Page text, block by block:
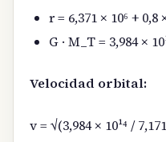
r = 6,371 × 10⁶ + 0,8
G · M_T = 3,984 ×
Velocidad orbital:
v = √(3,984 × 10¹⁴ /